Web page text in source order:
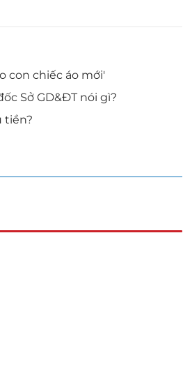
con chiếc áo mới'
Sở GD&ĐT nói gì?
tiền?